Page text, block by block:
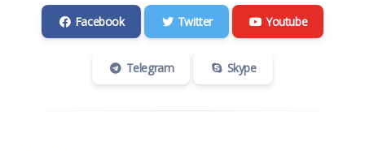
Facebook Twitter Youtube
Telegram Skype